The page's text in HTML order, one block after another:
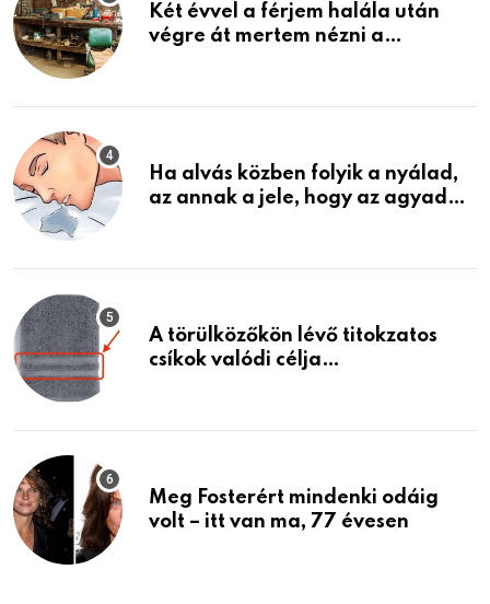
Két évvel a férjem halála után
végre át mertem nézni a
életemet
Ha alvás közben folyik a nyálad,
az annak a jele, hogy az agyad…
A törülközőkön lévő titokzatos
csíkok valódi célja…
Meg Fosterért mindenki odáig
volt – itt van ma, 77 évesen